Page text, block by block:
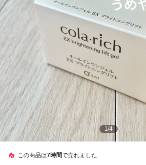
1/4
この商品は7時間で売れました